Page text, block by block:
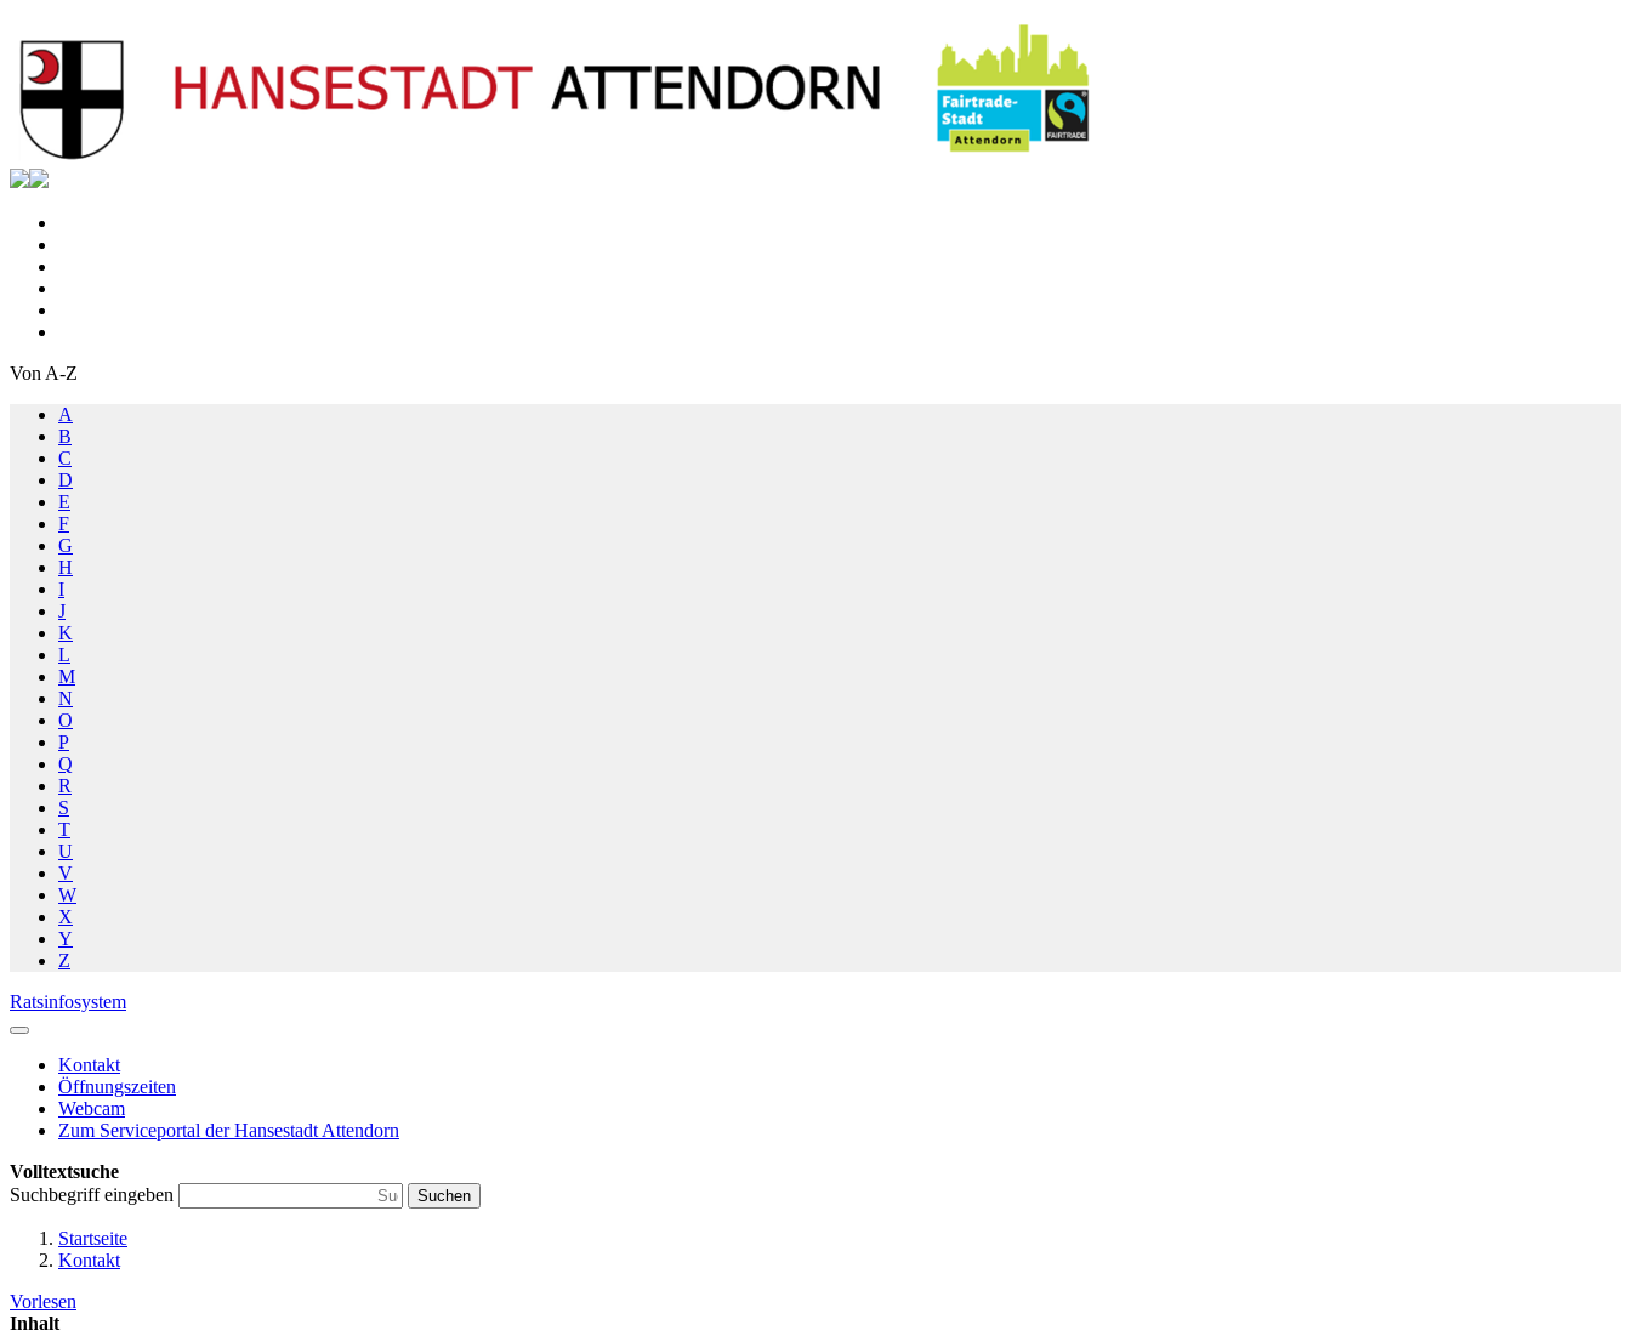
Von A-Z
A
B
C
D
E
F
G
H
I
J
K
L
M
N
O
P
Q
R
S
T
U
V
W
X
Y
Z
Ratsinfosystem
Kontakt
Öffnungszeiten
Webcam
Zum Serviceportal der Hansestadt Attendorn
Volltextsuche
Suchbegriff eingeben
Suchen
Startseite
Kontakt
Vorlesen
Inhalt